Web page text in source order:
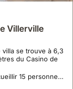
Villerville
se trouve à 6,3
du Casino de
15 personnes
de bains et